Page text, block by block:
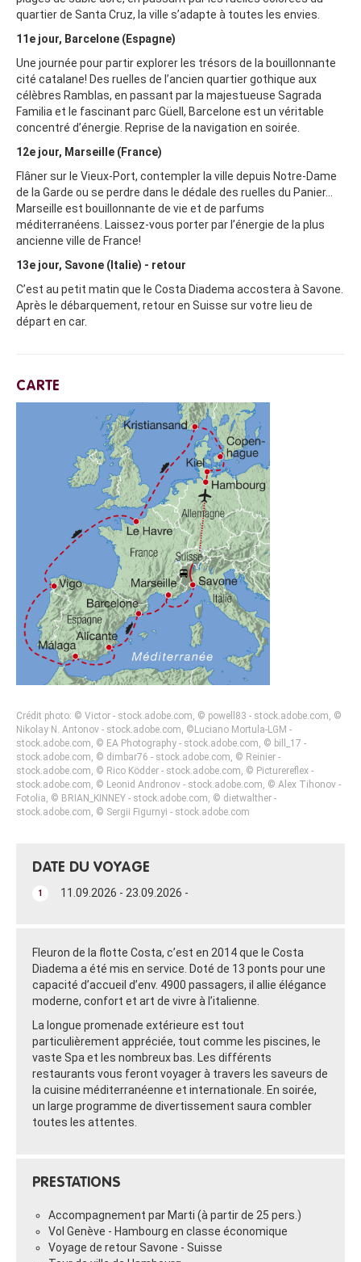
quartier de Santa Cruz, la ville s’adapte à toutes les envies.
11e jour, Barcelone (Espagne)
Une journée pour partir explorer les trésors de la bouillonnante
cité catalane! Des ruelles de l’ancien quartier gothique aux
célèbres Ramblas, en passant par la majestueuse Sagrada
Familia et le fascinant parc Güell, Barcelone est un véritable
concentré d’énergie. Reprise de la navigation en soirée.
12e jour, Marseille (France)
Flâner sur le Vieux-Port, contempler la ville depuis Notre-Dame
de la Garde ou se perdre dans le dédale des ruelles du Panier…
Marseille est bouillonnante de vie et de parfums
méditerranéens. Laissez-vous porter par l’énergie de la plus
ancienne ville de France!
13e jour, Savone (Italie) - retour
C’est au petit matin que le Costa Diadema accostera à Savone.
Après le débarquement, retour en Suisse sur votre lieu de
départ en car.
CARTE
Crédit photo: © Victor - stock.adobe.com, © powell83 - stock.adobe.com, ©
Nikolay N. Antonov - stock.adobe.com, ©Luciano Mortula-LGM -
stock.adobe.com, © EA Photography - stock.adobe.com, © bill_17 -
stock.adobe.com, © dimbar76 - stock.adobe.com, © Reinier -
stock.adobe.com, © Rico Ködder - stock.adobe.com, © Picturereflex -
stock.adobe.com, © Leonid Andronov - stock.adobe.com, © Alex Tihonov -
Fotolia, © BRIAN_KINNEY - stock.adobe.com, © dietwalther -
stock.adobe.com, © Sergii Figurnyi - stock.adobe.com
DATE DU VOYAGE
1 11.09.2026 - 23.09.2026 -
Fleuron de la flotte Costa, c’est en 2014 que le Costa
Diadema a été mis en service. Doté de 13 ponts pour une
capacité d’accueil d’env. 4900 passagers, il allie élégance
moderne, confort et art de vivre à l’italienne.
La longue promenade extérieure est tout
particulièrement appréciée, tout comme les piscines, le
vaste Spa et les nombreux bas. Les différents
restaurants vous feront voyager à travers les saveurs de
la cuisine méditerranéenne et internationale. En soirée,
un large programme de divertissement saura combler
toutes les attentes.
PRESTATIONS
Accompagnement par Marti (à partir de 25 pers.)
Vol Genève - Hambourg en classe économique
Voyage de retour Savone - Suisse